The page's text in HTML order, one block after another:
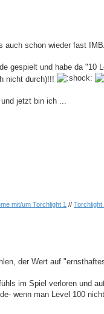
auch schon wieder fast
gespielt und habe da "10
nicht durch)!!!
jetzt bin ich ...
mit/um Torchlight 1 // Torchlight
der Wert auf
im Spiel verloren und
wenn man Level 100